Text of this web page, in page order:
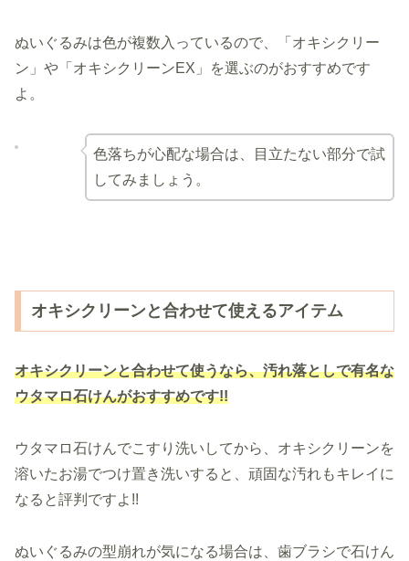
ぬいぐるみは色が複数入っているので、「オキシクリー
ン」や「オキシクリーンEX」を選ぶのがおすすめです
よ。
色落ちが心配な場合は、目立たない部分で試
してみましょう。
オキシクリーンと合わせて使えるアイテム
オキシクリーンと合わせて使うなら、汚れ落としで有名な
ウタマロ石けんがおすすめです!!
ウタマロ石けんでこすり洗いしてから、オキシクリーンを
溶いたお湯でつけ置き洗いすると、頑固な汚れもキレイに
なると評判ですよ!!
ぬいぐるみの型崩れが気になる場合は、歯ブラシで石けん